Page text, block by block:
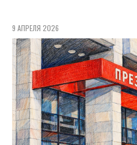
9 АПРЕЛЯ 2026